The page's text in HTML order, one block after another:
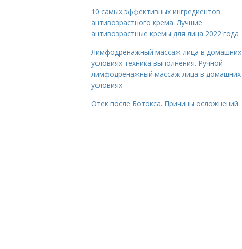
10 самых эффективных ингредиентов
антивозрастного крема. Лучшие
антивозрастные кремы для лица 2022 года
Лимфодренажный массаж лица в домашних
условиях техника выполнения. Ручной
лимфодренажный массаж лица в домашних
условиях
Отек после Ботокса. Причины осложнений